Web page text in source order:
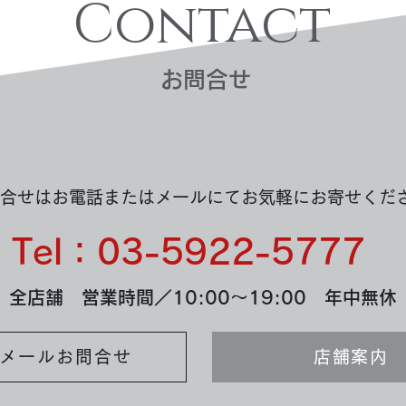
買取実績：K18アクセサリー
Contact
​お問合せ
せはお電話またはメールにてお気軽にお寄せくだ
Tel：03-5922-5777
全店舗 営業時間／10:00～19:00 年中無休
メールお問合せ 店舗案内